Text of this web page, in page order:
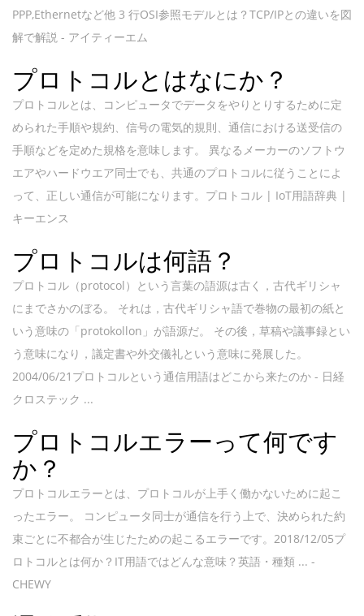
PPP,Ethernetなど他 3 行OSI参照モデルとは？TCP/IPとの違いを図
解で解説 - アイティーエム
プロトコルとはなにか？
プロトコルとは、コンピュータでデータをやりとりするために定
められた手順や規約、信号の電気的規則、通信における送受信の
手順などを定めた規格を意味します。 異なるメーカーのソフトウ
エアやハードウエア同士でも、共通のプロトコルに従うことによ
って、正しい通信が可能になります。プロトコル | IoT用語辞典 |
キーエンス
プロトコルは何語？
プロトコル（protocol）という言葉の語源は古く，古代ギリシャ
にまでさかのぼる。 それは，古代ギリシャ語で巻物の最初の紙と
いう意味の「protokollon」が語源だ。 その後，草稿や議事録とい
う意味になり，議定書や外交儀礼という意味に発展した。
2004/06/21プロトコルという通信用語はどこから来たのか - 日経
クロステック ...
プロトコルエラーって何です
か？
プロトコルエラーとは、プロトコルが上手く働かないために起こ
ったエラー。 コンピュータ同士が通信を行う上で、決められた約
束ごとに不都合が生じたための起こるエラーです。2018/12/05プ
ロトコルとは何か？IT用語ではどんな意味？英語・種類 ... -
CHEWY